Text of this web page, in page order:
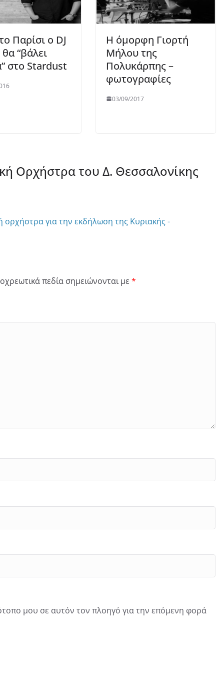
Παρίσι ο DJ
“βάλει
στο Stardust
Η όμορφη Γιορτή
Μήλου της
Πολυκάρπης –
φωτογραφίες
03/09/2017
Ορχήστρα του Δ. Θεσσαλονίκης
ορχήστρα για την εκδήλωση της Κυριακής -
πεδία σημειώνονται με *
μου σε αυτόν τον πλοηγό για την επόμενη φορά